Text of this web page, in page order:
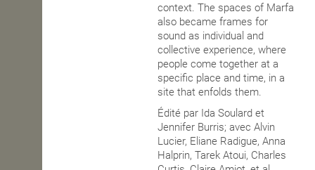
context. The spaces of Marfa
also became frames for
sound as individual and
collective experience, where
people come together at a
specific place and time, in a
site that enfolds them.
Édité par Ida Soulard et
Jennifer Burris; avec Alvin
Lucier, Eliane Radigue, Anna
Halprin, Tarek Atoui, Charles